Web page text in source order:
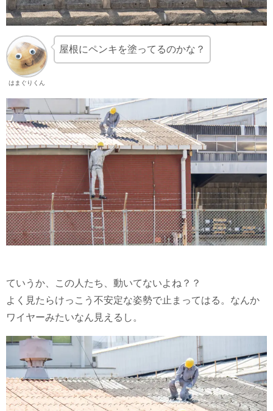
はまぐりくん
屋根にペンキを塗ってるのかな？
ていうか、この人たち、動いてないよね？？
よく見たらけっこう不安定な姿勢で止まってはる。なんか
ワイヤーみたいなん見えるし。